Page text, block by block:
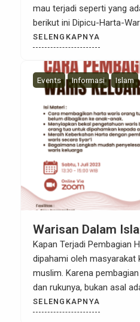
mau terjadi seperti yang
berikut ini Dipicu-Harta-
saling-Bunuh-Lima-Nyawa-
gambaran Warisan yang
untuk anak-anak yang
Bagaimana 4 Langkah
Kasus Waris itu ?
Best Legacy For […]
SELENGKAPNYA
Events Informasi Islam
Warisan Dalam
Kapan Terjadi Pembagian
dipahami oleh masyarakat
muslim. Karena
dan rukunya, bukan asal
maka menjadi warisan,
hidup. Maka ini bukan
SELENGKAPNYA